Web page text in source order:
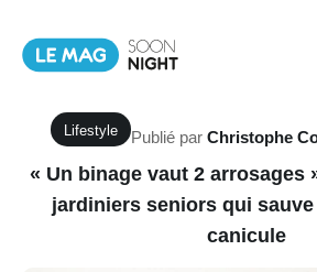
Lifestyle Publié par Christophe
« Un binage vaut 2 arrosages
jardiniers seniors qui
canicule